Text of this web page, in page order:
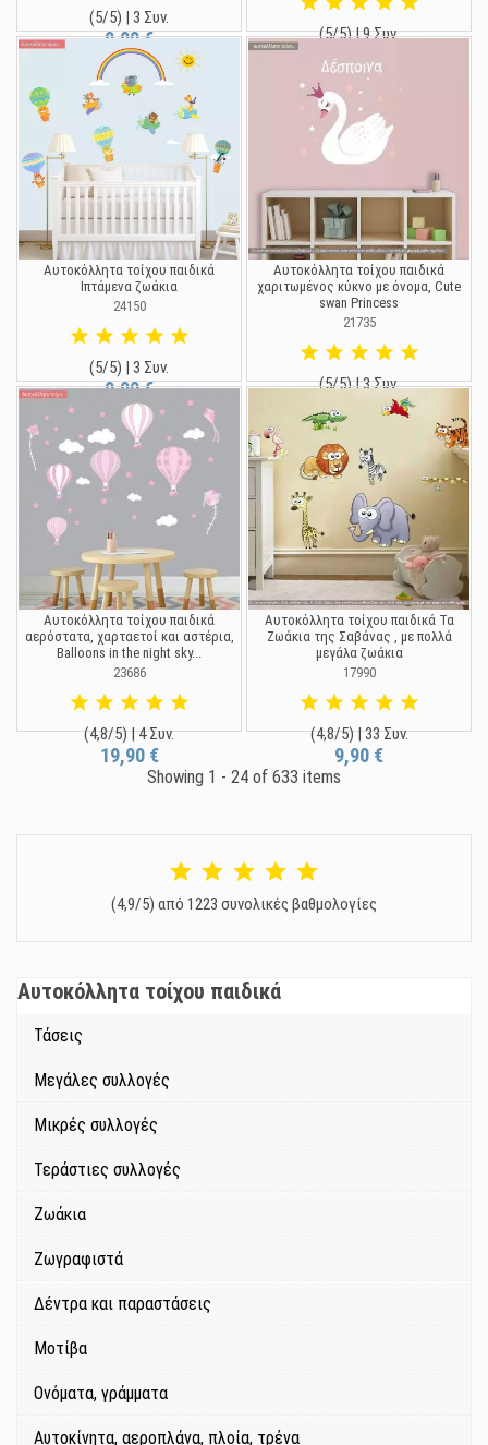
(5/5) | 3 Συν.
9,90 € (5/5) | 9 Συν.
19,90 €
Αυτοκόλλητα τοίχου παιδικά
Ιπτάμενα ζωάκια
24150
(5/5) | 3 Συν.
9,90 €
Αυτοκόλλητα τοίχου παιδικά
χαριτωμένος κύκνο με όνομα, Cute
swan Princess
21735
(5/5) | 3 Συν.
9,90 €
Αυτοκόλλητα τοίχου παιδικά
αερόστατα, χαρταετοί και αστέρια,
Balloons in the night sky...
23686
(4,8/5) | 4 Συν.
19,90 €
Αυτοκόλλητα τοίχου παιδικά Τα
Ζωάκια της Σαβάνας , με πολλά
μεγάλα ζωάκια
17990
(4,8/5) | 33 Συν.
9,90 €
Showing 1 - 24 of 633 items
(4,9/5) από 1223 συνολικές βαθμολογίες
Αυτοκόλλητα τοίχου παιδικά
Τάσεις
Μεγάλες συλλογές
Μικρές συλλογές
Τεράστιες συλλογές
Ζωάκια
Ζωγραφιστά
Δέντρα και παραστάσεις
Μοτίβα
Ονόματα, γράμματα
Αυτοκίνητα, αεροπλάνα, πλοία, τρένα